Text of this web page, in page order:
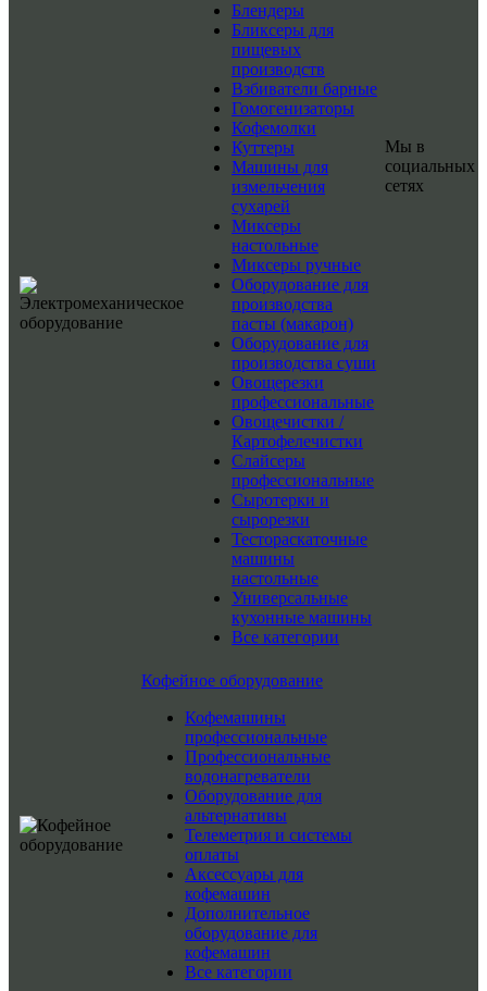
Блендеры
Бликсеры для
пищевых
производств
Взбиватели барные
Гомогенизаторы
Кофемолки
Куттеры
Машины для
измельчения
сухарей
Миксеры
настольные
Миксеры ручные
Оборудование для
производства
пасты (макарон)
Оборудование для
производства суши
Овощерезки
профессиональные
Овощечистки /
Картофелечистки
Слайсеры
профессиональные
Сыротерки и
сырорезки
Тестораскаточные
машины
настольные
Универсальные
кухонные машины
Все категории
Кофейное оборудование
Кофемашины
профессиональные
Профессиональные
водонагреватели
Оборудование для
альтернативы
Телеметрия и системы
оплаты
Аксессуары для
кофемашин
Дополнительное
оборудование для
кофемашин
Все категории
Мы в
социальных
сетях